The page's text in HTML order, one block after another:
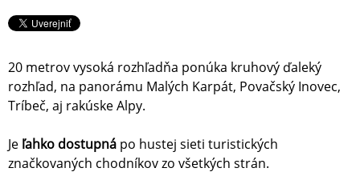
20 metrov vysoká rozhľadňa ponúka kruhový ďaleký
rozhľad, na panorámu Malých Karpát, Povačský Inovec,
Tríbeč, aj rakúske Alpy.
Je ľahko dostupná po hustej sieti turistických
značkovaných chodníkov zo všetkých strán.